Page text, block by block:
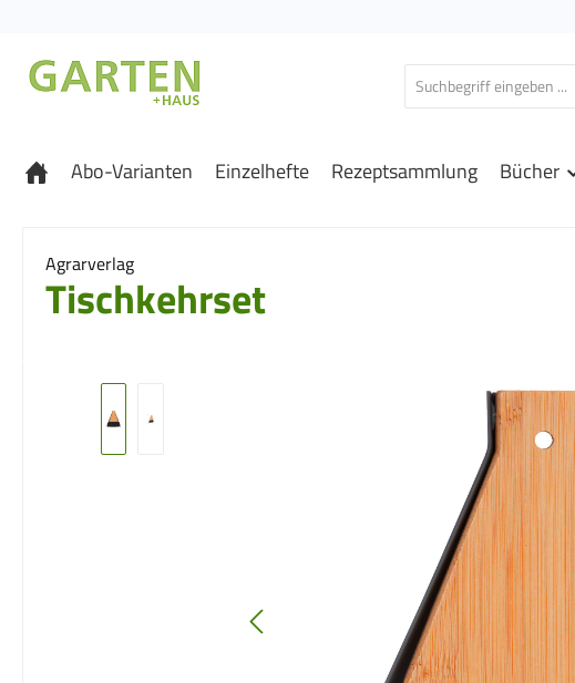
Abo-Varianten Einzelhefte Rezeptsammlung Bücher
Agrarverlag
Tischkehrset